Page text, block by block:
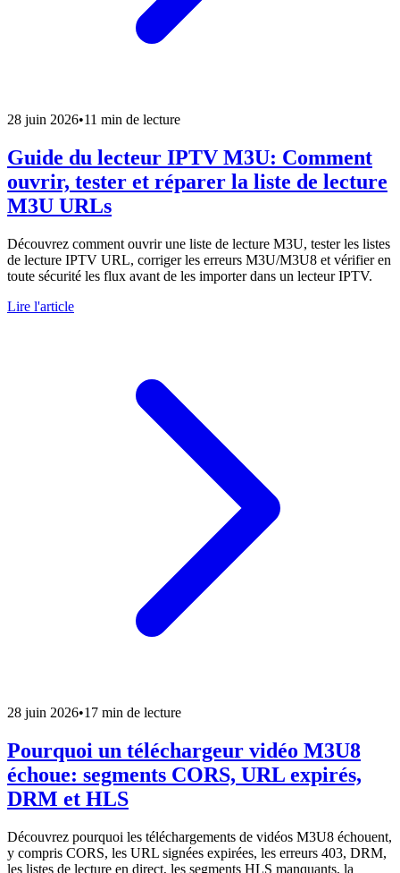
28 juin 2026•11 min de lecture
Guide du lecteur IPTV M3U: Comment
ouvrir, tester et réparer la liste de lecture
M3U URLs
Découvrez comment ouvrir une liste de lecture M3U, tester les listes
de lecture IPTV URL, corriger les erreurs M3U/M3U8 et vérifier en
toute sécurité les flux avant de les importer dans un lecteur IPTV.
Lire l'article
28 juin 2026•17 min de lecture
Pourquoi un téléchargeur vidéo M3U8
échoue: segments CORS, URL expirés,
DRM et HLS
Découvrez pourquoi les téléchargements de vidéos M3U8 échouent,
y compris CORS, les URL signées expirées, les erreurs 403, DRM,
les listes de lecture en direct, les segments HLS manquants, la